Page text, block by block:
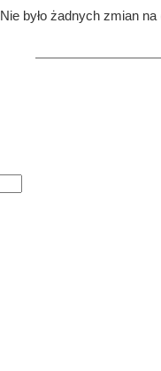
Nie było żadnych zmian